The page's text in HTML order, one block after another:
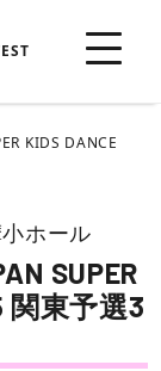
KIDS DANCE
ホール
SUPER
関東予選3